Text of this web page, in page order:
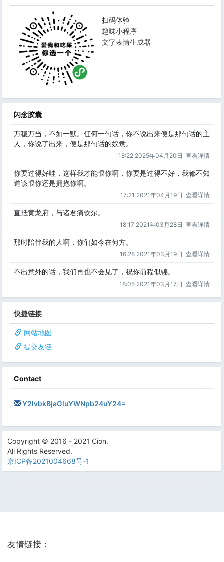
扫码体验
趣味小程序
文字表情生成器
闪念胶囊
万稳万当，不如一默。任何一句话，你不说出来便是那句话的主
人，你说了出来，便是那句话的奴隶。
18:22 2025年04月20日 查看详情
你要过得好哇，这样我才能恨你啊，你要是过得不好，我都不知
道该恨你还是拥抱你啊。
17:21 2021年04月19日 查看详情
直抵黄龙府，与诸君痛饮尔。
18:17 2021年03月28日 查看详情
那时陪伴我的人啊，你们如今在何方。
16:28 2021年03月19日 查看详情
不出意外的话，我们再也不会见了，祝你前程似锦。
18:05 2021年03月17日 查看详情
快捷链接
网站地图
提交友链
Contact
Y2lvbkBjaGluYWNpb24uY24=
Copyright © 2016 - 2021 Cion.
All Rights Reserved.
京ICP备2021004668号-1
友情链接：